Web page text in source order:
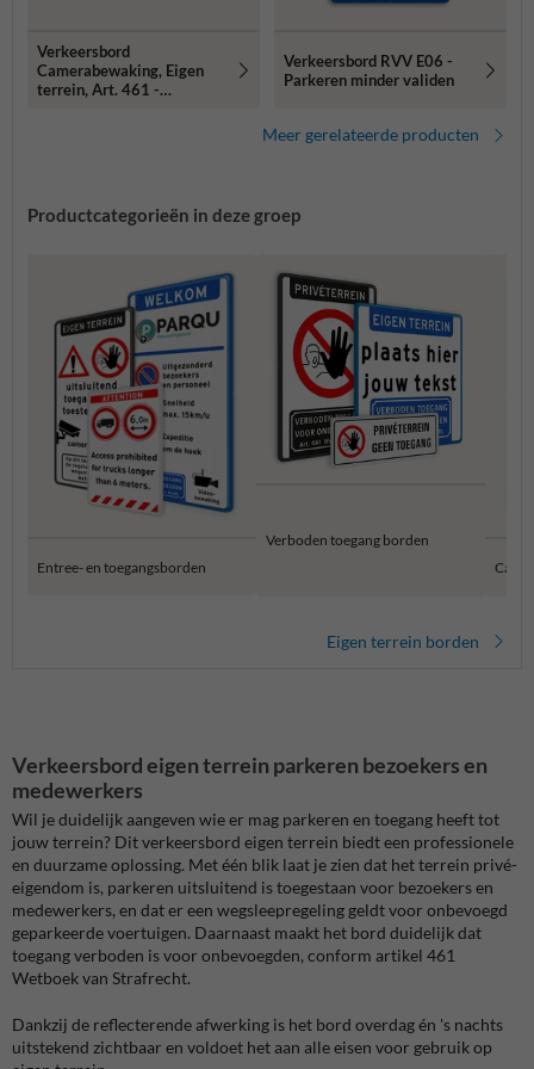
Verkeersbord
Camerabewaking, Eigen
terrein, Art. 461 -
Verkeersbord RVV E06 -
Parkeren minder validen
Meer gerelateerde producten
Productcategorieën in deze groep
Entree- en toegangsborden
Verboden toegang borden
Eigen terrein borden
Verkeersbord eigen terrein parkeren bezoekers en
medewerkers
Wil je duidelijk aangeven wie er mag parkeren en toegang heeft tot
jouw terrein? Dit verkeersbord eigen terrein biedt een professionele
en duurzame oplossing. Met één blik laat je zien dat het terrein privé-
eigendom is, parkeren uitsluitend is toegestaan voor bezoekers en
medewerkers, en dat er een wegsleepregeling geldt voor onbevoegd
geparkeerde voertuigen. Daarnaast maakt het bord duidelijk dat
toegang verboden is voor onbevoegden, conform artikel 461
Wetboek van Strafrecht.
Dankzij de reflecterende afwerking is het bord overdag én 's nachts
uitstekend zichtbaar en voldoet het aan alle eisen voor gebruik op